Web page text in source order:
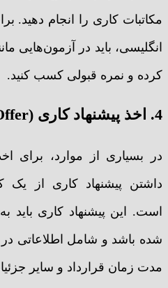
مکاتبات کاری را انجام دهید.
کرده و نمره قبولی کسب کنید.
4. اخذ پیشنهاد کاری (Job Offer)
در بسیاری از موارد، برای
داشتن پیشنهاد کاری از یک
است. این پیشنهاد کاری
شده باشد و شامل اطلاعاتی
مدت زمان قرارداد و سایر